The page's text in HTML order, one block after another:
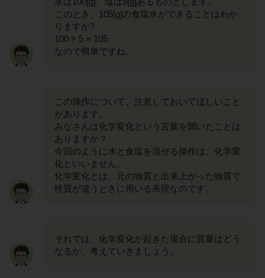
このとき、105[g]の食塩水ができることはわか
りますか?
100 + 5 = 105
なので簡単ですね。
この操作について、注意しておいてほしいこと
があります。
みなさんは化学変化という言葉を聞いたことは
ありますか？
今回のように水と食塩を混ぜる操作は、化学変
化といいません。
化学変化とは、元の物質と出来上がった物質で
性質が違うときに用いる表現なのです。
それでは、化学変化が起きた場合に質量はどう
なるか、考えていきましょう。